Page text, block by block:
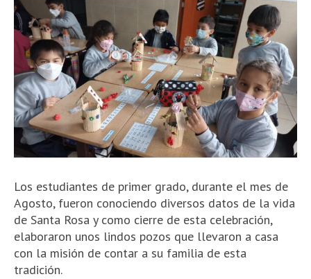
Los estudiantes de primer grado, durante el mes de
Agosto, fueron conociendo diversos datos de la vida
de Santa Rosa y como cierre de esta celebración,
elaboraron unos lindos pozos que llevaron a casa
con la misión de contar a su familia de esta
tradición.